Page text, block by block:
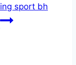
sport bh